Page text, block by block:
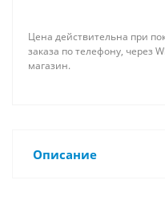
Цена действительна при
заказа по телефону, через
магазин.
Описание